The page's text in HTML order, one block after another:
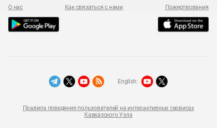
О нас Как связаться с нами Пожертвования
Правила поведения пользователей на интерактивных сервисах
Кавказского Узла
English: